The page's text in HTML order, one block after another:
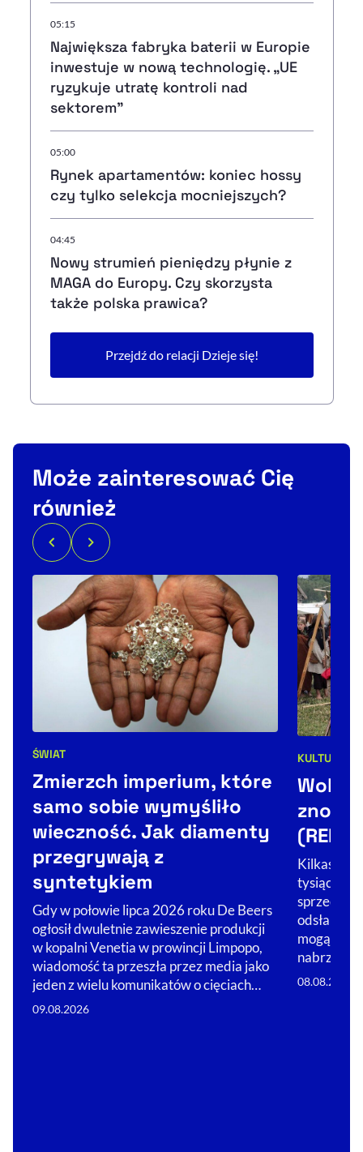
05:15
Największa fabryka baterii w Europie
inwestuje w nową technologię. „UE
ryzykuje utratę kontroli nad
sektorem”
05:00
Rynek apartamentów: koniec hossy
czy tylko selekcja mocniejszych?
04:45
Nowy strumień pieniędzy płynie z
MAGA do Europy. Czy skorzysta
także polska prawica?
Przejdź do relacji Dzieje się!
Może zainteresować Cię
również
Kategorie artykułu:
ŚWIAT
Zmierzch imperium, które
samo sobie wymyśliło
wieczność. Jak diamenty
przegrywają z
syntetykiem
Gdy w połowie lipca 2026 roku De Beers
ogłosił dwuletnie zawieszenie produkcji
w kopalni Venetia w prowincji Limpopo,
wiadomość ta przeszła przez media jako
jeden z wielu komunikatów o cięciach…
09.08.2026
KULTURA
Wolin:
Kilkaset
tysiące
sprzed
mogące
08.08.2026